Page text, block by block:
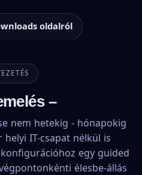
oldalról
–
nem hetekig - hónapokig
IT-csapat nélkül is
egy guided
élesbe-állás